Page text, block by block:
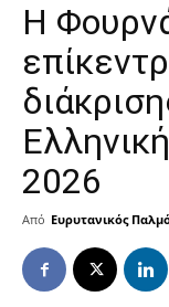
Η
2026
Από Ευρυτανικός